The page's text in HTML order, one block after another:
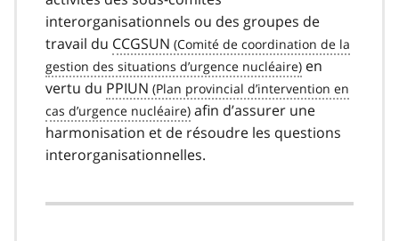
interorganisationnels ou des groupes de
travail du CCGSUN
en
vertu du PPIUN
afin d’assurer une
harmonisation et de résoudre les questions
interorganisationnelles.